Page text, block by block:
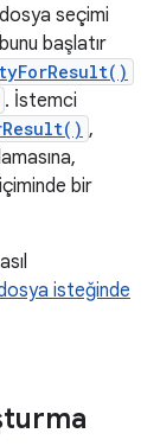
seçimi
başlatır
. İstemci
,
bir
isteğinde